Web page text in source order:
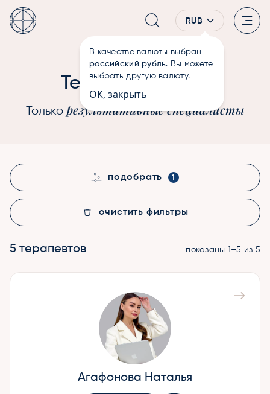
RUB
В качестве валюты выбран
российский рубль. Вы можете
выбрать другую валюту.
ОК, закрыть
Главная — Терапевты
ТерапевтыДуши
Только результативные специалисты
1
подобрать
очистить фильтры
5 терапевтов показаны 1–5 из 5
Агафонова Наталья